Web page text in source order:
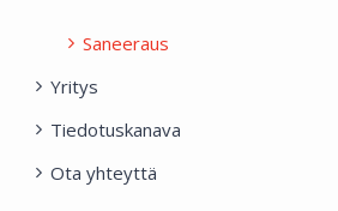
Saneeraus
Yritys
Tiedotuskanava
Ota yhteyttä